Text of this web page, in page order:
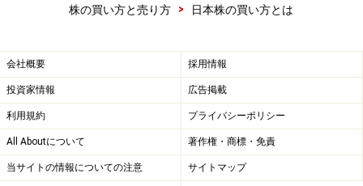
買いたい銘柄が決まり、株価と取引単位から、必要金額
します。証券会社から口座開設完了後に送られてきた資
料に、入金先の口座が書いてあります。この口座に銀
行・コンビニATMや銀行から振込みができますが、振込
手数料がかかることもあるでしょう。銀行のダイレクト
サービスやネット銀行を使っている人は、無料で即時入
金できるサービスの利用も可能です。
株の買い方と売り方
> 日本株の買い方とは
会社概要 採用情報
投資家情報 広告掲載
利用規約 プライバシーポリシー
All Aboutについて 著作権・商標・免責
当サイトの情報についての注意 サイトマップ